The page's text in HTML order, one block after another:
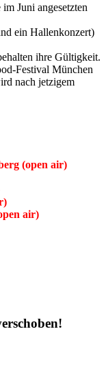
Juni angesetzten
ein Hallenkonzert)
ihre Gültigkeit.
Festival München
nach jetzigem
(open air)
air)